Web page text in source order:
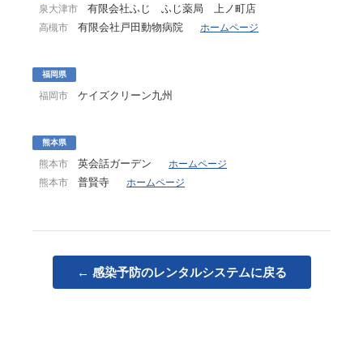
泉大津市
有限会社ふじ ふじ薬局 上ノ町店
高槻市 有限会社戸田動物病院 ホームページ
福岡県
福岡市 ケイズクリーン九州
熊本県
熊本市 英会話ガーデン
ホームページ
熊本市
普賢寺 ホームページ
← 感染予防のレンタルシステムに戻る